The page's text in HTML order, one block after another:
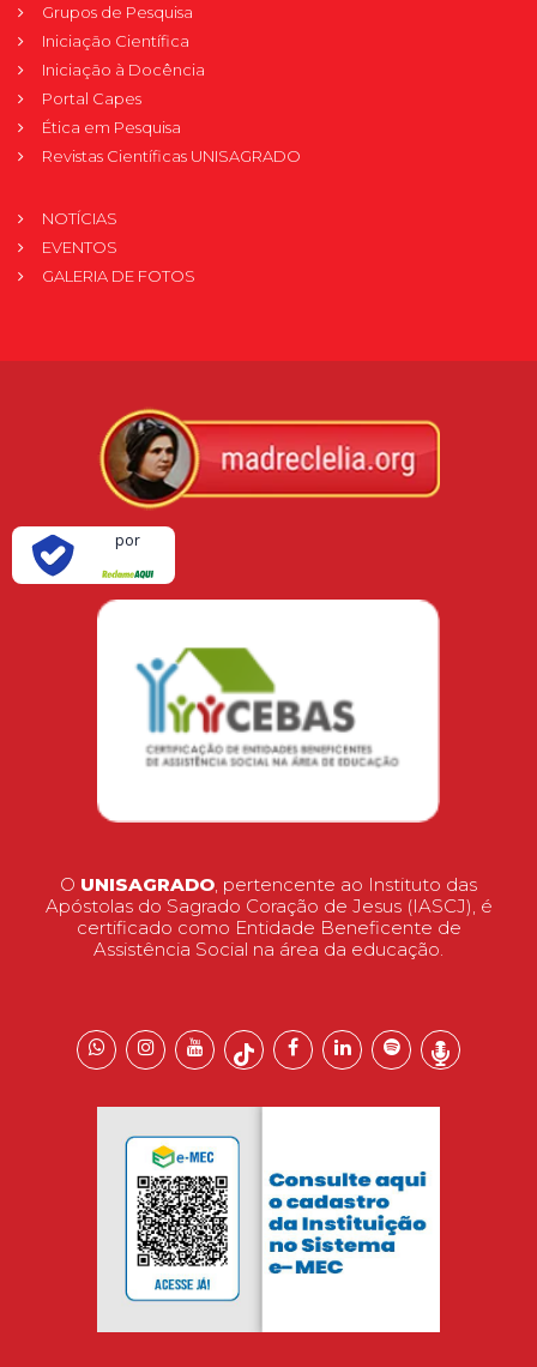
Grupos de Pesquisa
Iniciação Científica
Iniciação à Docência
Portal Capes
Ética em Pesquisa
Revistas Científicas UNISAGRADO
NOTÍCIAS
EVENTOS
GALERIA DE FOTOS
por
O UNISAGRADO, pertencente ao Instituto das
Apóstolas do Sagrado Coração de Jesus (IASCJ), é
certificado como Entidade Beneficente de
Assistência Social na área da educação.